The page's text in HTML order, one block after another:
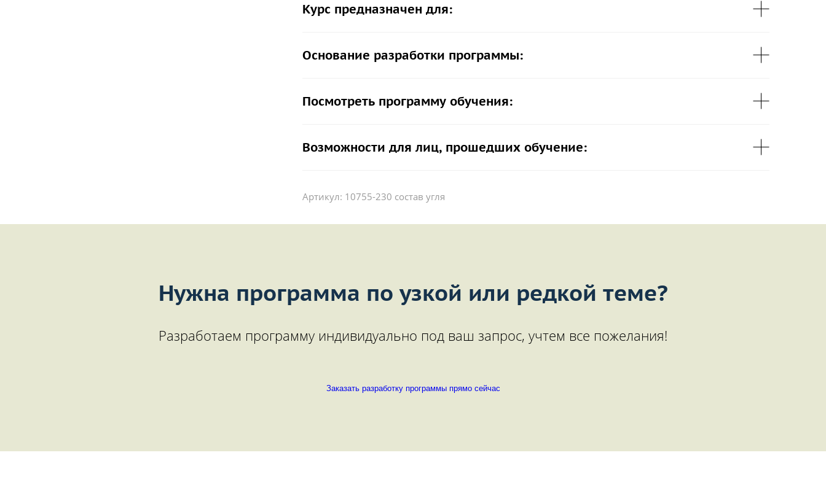
Курс предназначен для:
Основание разработки программы:
Посмотреть программу обучения:
Возможности для лиц, прошедших обучение:
Артикул: 10755-230 состав угля
Нужна программа по узкой или редкой теме?
Разработаем программу индивидуально под ваш запрос, учтем все пожелания!
Заказать разработку программы прямо сейчас